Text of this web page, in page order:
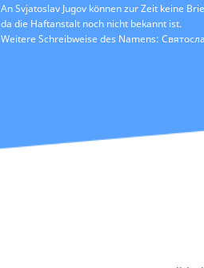
An Svjatoslav Jugov können zur Zeit keine
da die Haftanstalt noch nicht bekannt ist.
Weitere Schreibweise des Namens: